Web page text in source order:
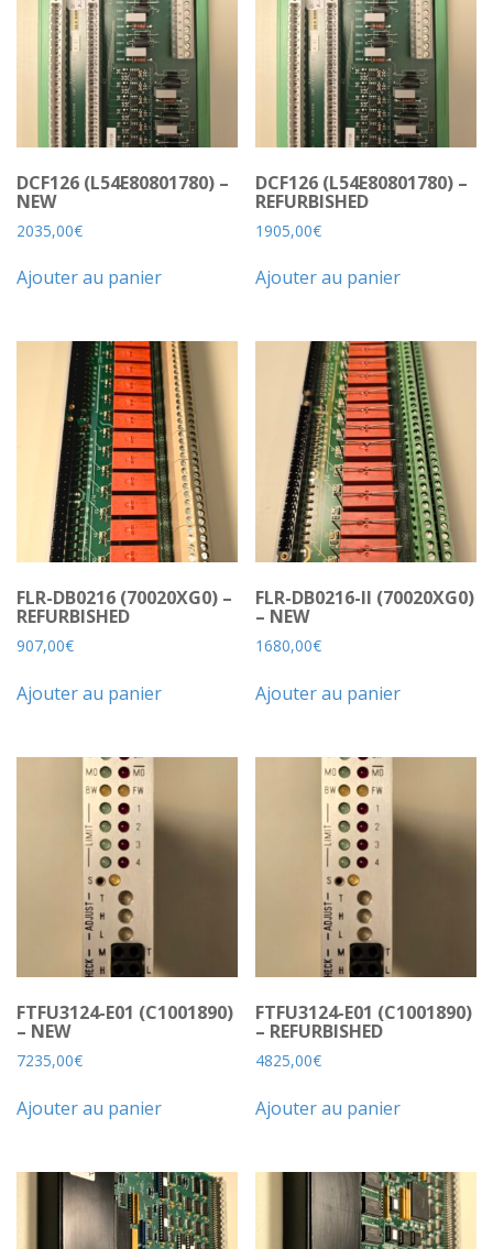
DCF126 (L54E80801780) –
NEW
2035,00€
Ajouter au panier
DCF126 (L54E80801780) –
REFURBISHED
1905,00€
Ajouter au panier
FLR-DB0216 (70020XG0) –
REFURBISHED
907,00€
Ajouter au panier
FLR-DB0216-II (70020XG0)
– NEW
1680,00€
Ajouter au panier
FTFU3124-E01 (C1001890)
– NEW
7235,00€
Ajouter au panier
FTFU3124-E01 (C1001890)
– REFURBISHED
4825,00€
Ajouter au panier